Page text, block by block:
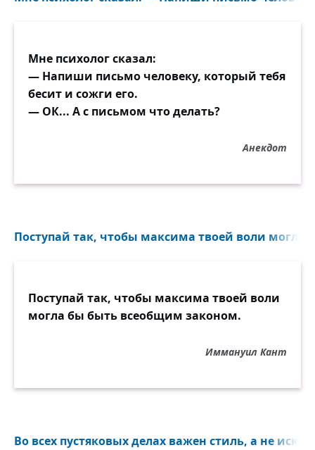
Мне психолог сказал:
— Напиши письмо человеку, который тебя
бесит и сожги его.
— ОК... А с письмом что делать?
Анекдот
Поступай так, чтобы максима твоей воли
Поступай так, чтобы максима твоей воли
могла бы быть всеобщим законом.
Иммануил Кант
Во всех пустяковых делах важен стиль, а не